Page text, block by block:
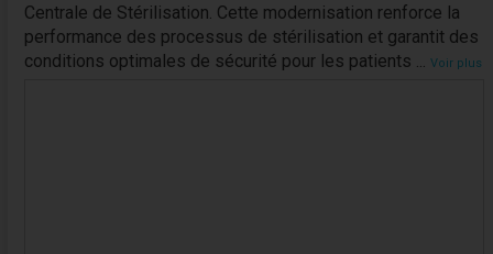
Centrale de Stérilisation. Cette modernisation renforce la
performance des processus de stérilisation et garantit des
conditions optimales de sécurité pour les patients ... Voir plus